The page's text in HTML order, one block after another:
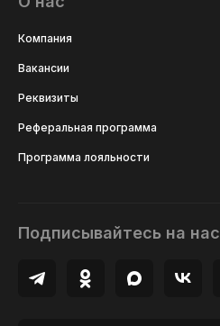
Компания
Вакансии
Реквизиты
Реферальная программа
Программа лояльности
Подписывайтесь на нас